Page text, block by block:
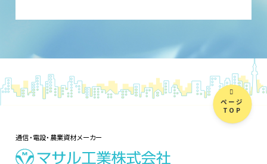
ページ
TOP
通信・電設・農業資材メーカー